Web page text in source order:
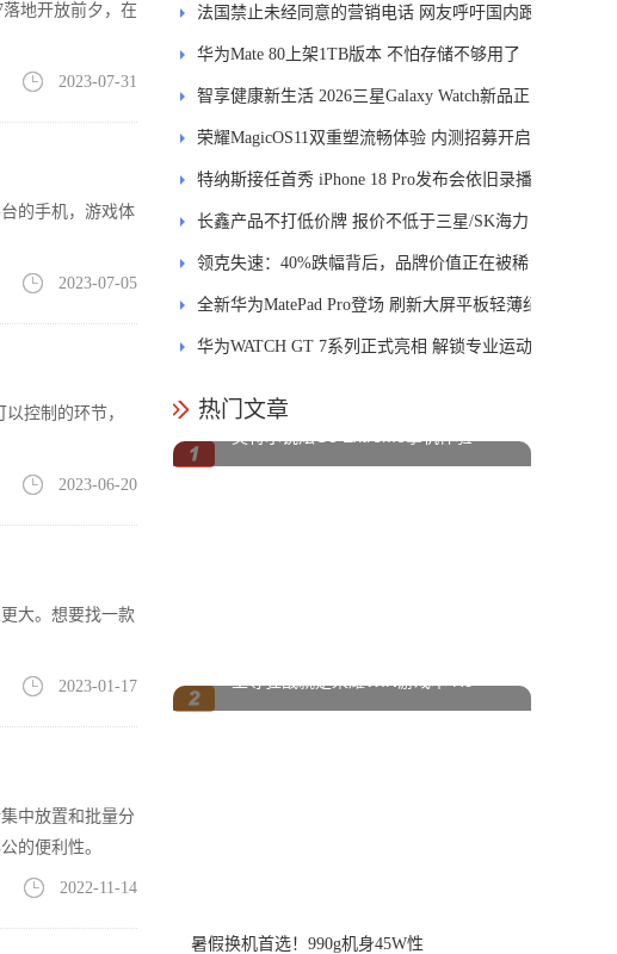
地开放前夕，在
2023-07-31
的手机，游戏体
2023-07-05
控制的环节，
2023-06-20
大。想要找一款
2023-01-17
中放置和批量分
的便利性。
2022-11-14
能迎来哪些升级？
法国禁止未经同意的营销电话 网友呼吁国内跟
进
华为Mate 80上架1TB版本 不怕存储不够用了
智享健康新生活 2026三星Galaxy Watch新品正
式开售
荣耀MagicOS11双重塑流畅体验 内测招募开启
特纳斯接任首秀 iPhone 18 Pro发布会依旧录播
长鑫产品不打低价牌 报价不低于三星/SK海力
士
领克失速：40%跌幅背后，品牌价值正在被稀
释
全新华为MatePad Pro登场 刷新大屏平板轻薄纪
录
华为WATCH GT 7系列正式亮相 解锁专业运动
热门文章
暑假换机首选！990g机身45W性